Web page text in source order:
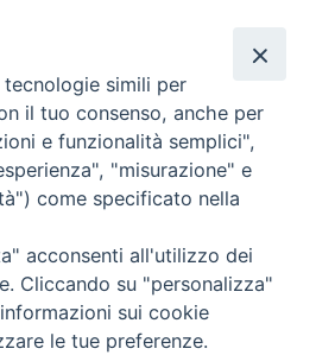
con una nuova traduzione ed
a cura di Giulio Osto e
di Gilberto Sabbadin.
n. 400 […]
altre news
simili per
il tuo consenso, anche per
e funzionalità semplici",
"misurazione" e
come specificato nella
acconsenti all'utilizzo dei
Cliccando su "personalizza"
sui cookie
le tue preferenze.